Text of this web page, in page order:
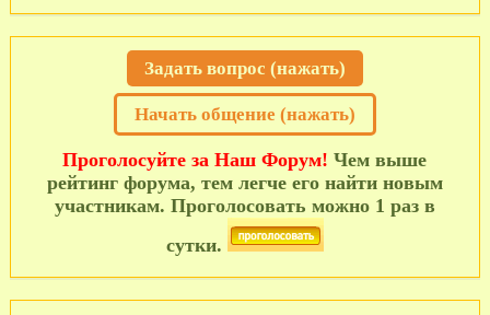
Задать вопрос (нажать)
Начать общение (нажать)
Проголосуйте за Наш Форум! Чем выше
рейтинг форума, тем легче его найти новым
участникам. Проголосовать можно 1 раз в
сутки.